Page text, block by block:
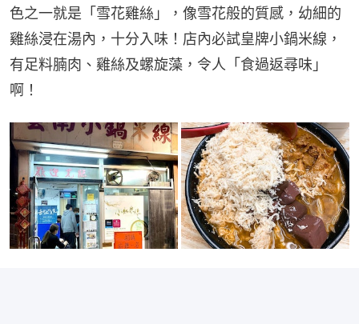
色之一就是「雪花雞絲」，像雪花般的質感，幼細的
雞絲浸在湯內，十分入味！店內必試皇牌小鍋米線，
有足料腩肉、雞絲及螺旋藻，令人「食過返尋味」
啊！